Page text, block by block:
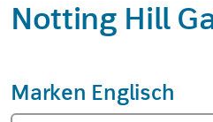
Notting Hill
Marken Englisch